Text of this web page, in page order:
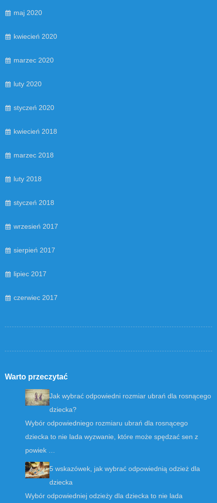
maj 2020
kwiecień 2020
marzec 2020
luty 2020
styczeń 2020
kwiecień 2018
marzec 2018
luty 2018
styczeń 2018
wrzesień 2017
sierpień 2017
lipiec 2017
czerwiec 2017
Warto przeczytać
Jak wybrać odpowiedni rozmiar ubrań dla rosnącego
dziecka?
Wybór odpowiedniego rozmiaru ubrań dla rosnącego
dziecka to nie lada wyzwanie, które może spędzać sen z
powiek …
5 wskazówek, jak wybrać odpowiednią odzież dla
dziecka
Wybór odpowiedniej odzieży dla dziecka to nie lada